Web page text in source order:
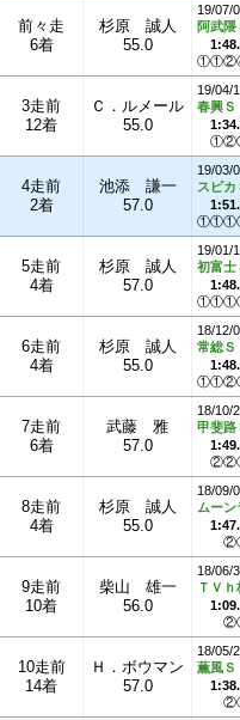
前々走
6着
杉原 誠人
55.0
19/07/
阿武隈
3走前
12着
Ｃ．ルメール
55.0
19/04/
春興Ｓ
4走前
2着
池添 謙一
57.0
19/03/
スピカ
5走前
4着
杉原 誠人
57.0
19/01/
初富士
6走前
4着
杉原 誠人
55.0
18/12/
常総Ｓ
7走前
6着
武藤 雅
57.0
18/10/
甲斐路
8走前
4着
杉原 誠人
55.0
18/09/
ムーン
9走前
10着
柴山 雄一
56.0
18/06/
ＴＶｈ
10走前
14着
Ｈ．ボウマン
57.0
18/05/
薫風Ｓ